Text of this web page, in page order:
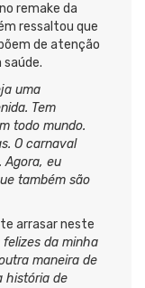
remake da
ressaltou que
de atenção
uma
Tem
todo mundo.
O carnaval
Agora, eu
também são
arrasar neste
felizes da minha
maneira de
história de